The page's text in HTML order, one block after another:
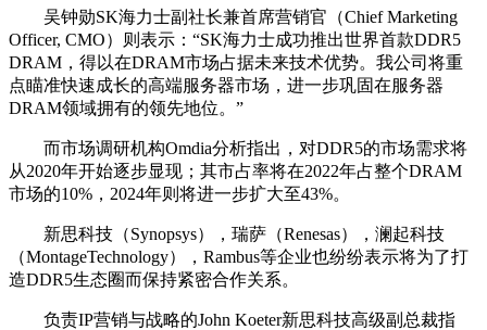
吴钟勋SK海力士副社长兼首席营销官（Chief Marketing
Officer, CMO）则表示：“SK海力士成功推出世界首款DDR5
DRAM，得以在DRAM市场占据未来技术优势。我公司将重
点瞄准快速成长的高端服务器市场，进一步巩固在服务器
DRAM领域拥有的领先地位。”
而市场调研机构Omdia分析指出，对DDR5的市场需求将
从2020年开始逐步显现；其市占率将在2022年占整个DRAM
市场的10%，2024年则将进一步扩大至43%。
新思科技（Synopsys），瑞萨（Renesas），澜起科技
（MontageTechnology），Rambus等企业也纷纷表示将为了打
造DDR5生态圈而保持紧密合作关系。
负责IP营销与战略的John Koeter新思科技高级副总裁指